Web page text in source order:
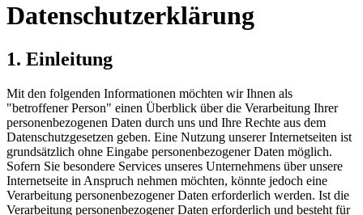
Datenschutzerklärung
1. Einleitung
Mit den folgenden Informationen möchten wir Ihnen als
"betroffener Person" einen Überblick über die Verarbeitung Ihrer
personenbezogenen Daten durch uns und Ihre Rechte aus dem
Datenschutzgesetzen geben. Eine Nutzung unserer Internetseiten ist
grundsätzlich ohne Eingabe personenbezogener Daten möglich.
Sofern Sie besondere Services unseres Unternehmens über unsere
Internetseite in Anspruch nehmen möchten, könnte jedoch eine
Verarbeitung personenbezogener Daten erforderlich werden. Ist die
Verarbeitung personenbezogener Daten erforderlich und besteht für